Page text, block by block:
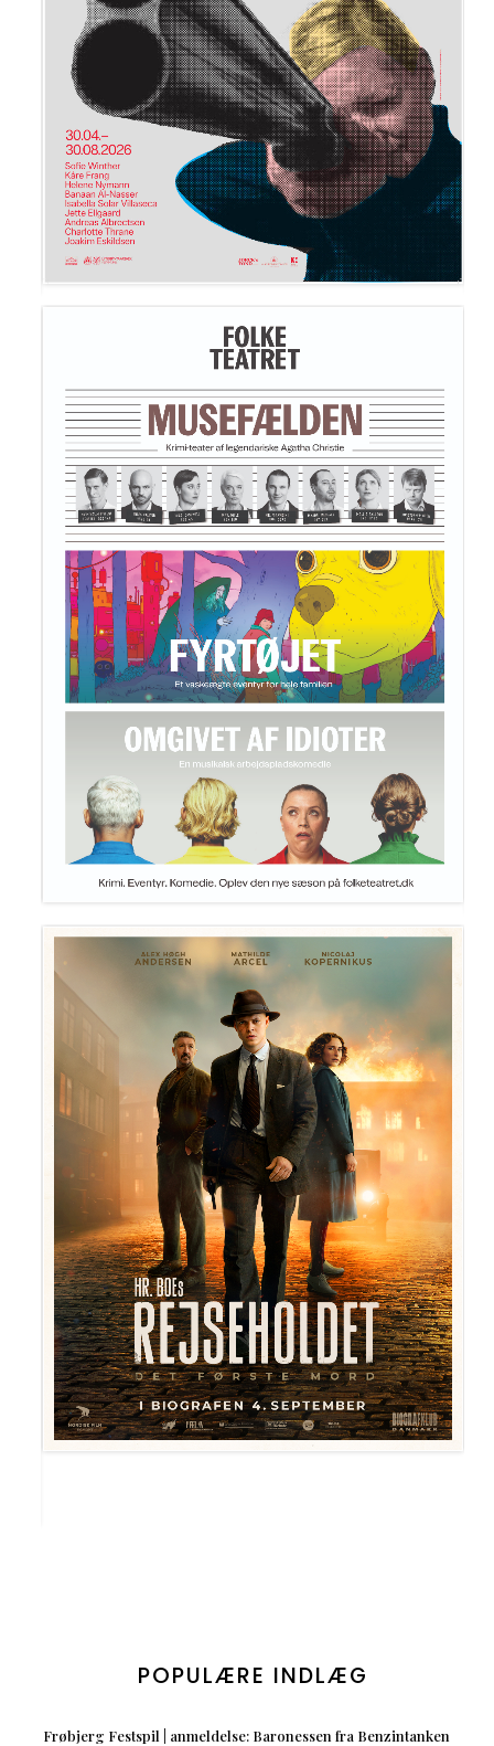
POPULÆRE INDLÆG
Frøbjerg Festspil | anmeldelse: Baronessen fra Benzintanken